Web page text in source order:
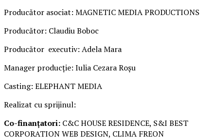
Producător asociat: MAGNETIC MEDIA PRODUCTIONS
Producător: Claudiu Boboc
Producător executiv: Adela Mara
Manager producție: Iulia Cezara Roșu
Casting: ELEPHANT MEDIA
Realizat cu sprijinul:
Co-finanțatori: C&C HOUSE RESIDENCE, S&I BEST
CORPORATION WEB DESIGN, CLIMA FREON